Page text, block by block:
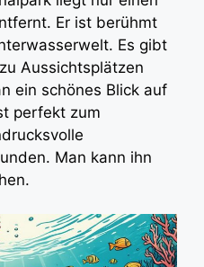
Er ist berühmt
Es gibt
Aussichtsplätzen
ein schönes Blick auf
perfekt zum
Man kann ihn